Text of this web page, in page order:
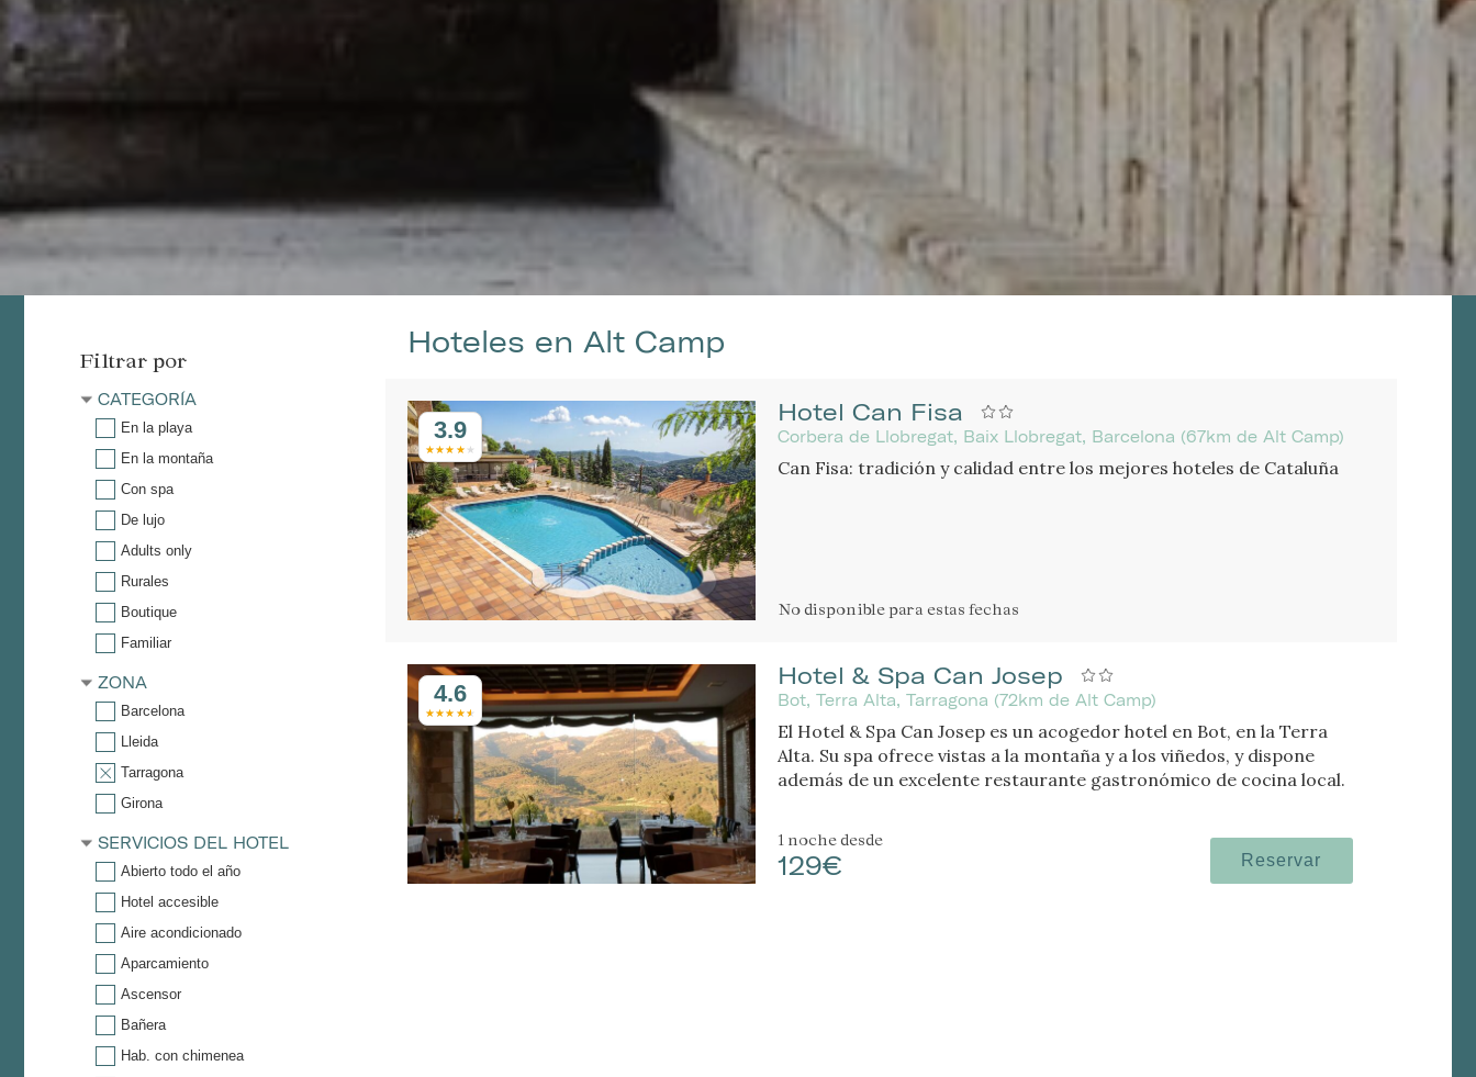
Filtrar por
CATEGORÍA
En la playa
En la montaña
Con spa
De lujo
Adults only
Rurales
Boutique
Familiar
ZONA
Barcelona
Lleida
Tarragona
Girona
SERVICIOS DEL HOTEL
Abierto todo el año
Hotel accesible
Aire acondicionado
Aparcamiento
Ascensor
Bañera
Hab. con chimenea
Hoteles en Alt Camp
3.9
Hotel Can Fisa
Corbera de Llobregat, Baix Llobregat, Barcelona (67km de Alt Camp)
Can Fisa: tradición y calidad entre los mejores hoteles de Cataluña
No disponiblepara estas fechas
4.6
Hotel & Spa Can Josep
Bot, Terra Alta, Tarragona (72km de Alt Camp)
El Hotel & Spa Can Josep es un acogedor hotel en Bot, en la Terra
Alta. Su spa ofrece vistas a la montaña y a los viñedos, y dispone
además de un excelente restaurante gastronómico de cocina local.
1 nochedesde
129€ Reservar